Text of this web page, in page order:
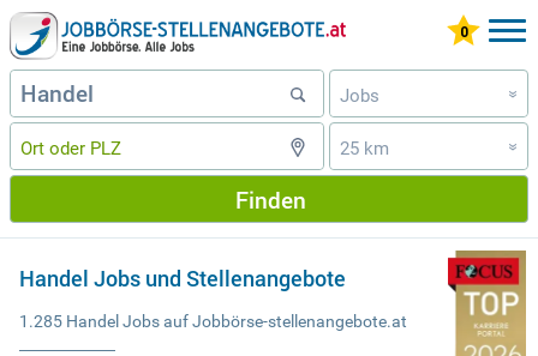
Jobs »
25 km »
Finden
Handel Jobs und Stellenangebote
1.285 Handel Jobs auf Jobbörse-stellenangebote.at